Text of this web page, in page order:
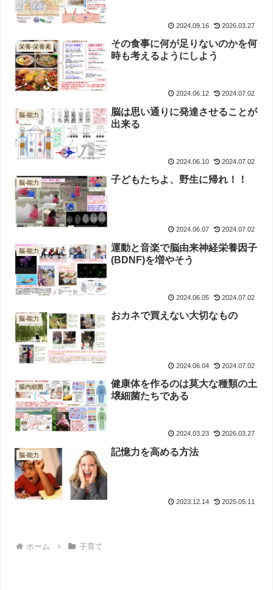
2024.09.16 2026.03.27
栄養-栄養素
その食事に何が足りないのかを何
時も考えるようにしよう
2024.06.12 2024.07.02
脳-能力
脳は思い通りに発達させることが
出来る
2024.06.10 2024.07.02
脳-能力 子どもたちよ、野生に帰れ！！
2024.06.07 2024.07.02
脳-能力
運動と音楽で脳由来神経栄養因子
(BDNF)を増やそう
2024.06.05 2024.07.02
脳-能力 おカネで買えない大切なもの
2024.06.04 2024.07.02
腸内細菌
健康体を作るのは莫大な種類の土
壌細菌たちである
2024.03.23 2026.03.27
脳-能力 記憶力を高める方法
2023.12.14 2025.05.11
ホーム 子育て